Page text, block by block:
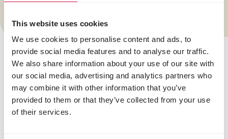
This website uses cookies
We use cookies to personalise content and ads, to
provide social media features and to analyse our traffic.
We also share information about your use of our site with
our social media, advertising and analytics partners who
may combine it with other information that you’ve
provided to them or that they’ve collected from your use
of their services.